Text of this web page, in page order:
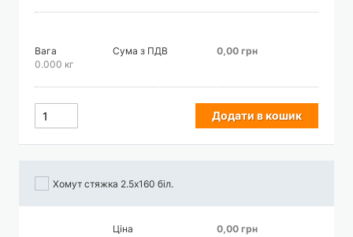
Вага
0.000 кг
Сума з ПДВ 0,00 грн
Додати в кошик
Хомут стяжка 2.5х160 біл.
Ціна 0,00 грн